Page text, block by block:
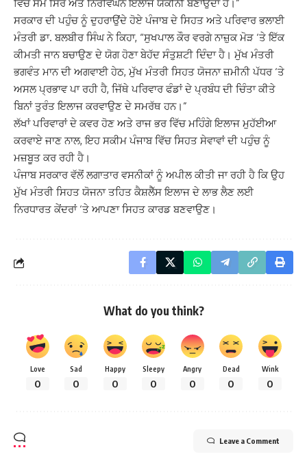
ਵਿੱਚ ਸਮੇਂ ਸਿਰ ਅਤੇ ਨਿਰਵਿਘਨ ਇਲਾਜ ਯਕੀਨੀ ਬਣਾਉਂਦਾ ਹੈ।”
ਸਰਕਾਰ ਦੀ ਪਹੁੰਚ ਨੂੰ ਦੁਹਰਾਉਂਦੇ ਹੋਏ ਪੰਜਾਬ ਦੇ ਸਿਹਤ ਅਤੇ ਪਰਿਵਾਰ ਭਲਾਈ
ਮੰਤਰੀ ਡਾ. ਬਲਬੀਰ ਸਿੰਘ ਨੇ ਕਿਹਾ, “ਸੁਖਪਾਲ ਕੌਰ ਵਰਗੇ ਨਾਜ਼ੁਕ ਮੋੜ ‘ਤੇ ਇੱਕ
ਕੀਮਤੀ ਜਾਨ ਬਚਾਉਣ ਦੇ ਯੋਗ ਹੋਣਾ ਬੇਹੱਦ ਸੰਤੁਸ਼ਟੀ ਦਿੰਦਾ ਹੈ। ਮੁੱਖ ਮੰਤਰੀ
ਭਗਵੰਤ ਮਾਨ ਦੀ ਅਗਵਾਈ ਹੇਠ, ਮੁੱਖ ਮੰਤਰੀ ਸਿਹਤ ਯੋਜਨਾ ਜ਼ਮੀਨੀ ਪੱਧਰ ‘ਤੇ
ਅਸਲ ਪ੍ਰਭਾਵ ਪਾ ਰਹੀ ਹੈ, ਜਿੱਥੇ ਪਰਿਵਾਰ ਫੰਡਾਂ ਦੇ ਪ੍ਰਬੰਧ ਦੀ ਚਿੰਤਾ ਕੀਤੇ
ਬਿਨਾਂ ਤੁਰੰਤ ਇਲਾਜ ਕਰਵਾਉਣ ਦੇ ਸਮਰੱਥ ਹਨ।”
ਲੱਖਾਂ ਪਰਿਵਾਰਾਂ ਦੇ ਕਵਰ ਹੋਣ ਅਤੇ ਰਾਜ ਭਰ ਵਿੱਚ ਮਹਿੰਗੇ ਇਲਾਜ ਮੁਹੱਈਆ
ਕਰਵਾਏ ਜਾਣ ਨਾਲ, ਇਹ ਸਕੀਮ ਪੰਜਾਬ ਵਿੱਚ ਸਿਹਤ ਸੇਵਾਵਾਂ ਦੀ ਪਹੁੰਚ ਨੂੰ
ਮਜ਼ਬੂਤ ਕਰ ਰਹੀ ਹੈ।
ਪੰਜਾਬ ਸਰਕਾਰ ਵੱਲੋਂ ਲਗਾਤਾਰ ਵਸਨੀਕਾਂ ਨੂੰ ਅਪੀਲ ਕੀਤੀ ਜਾ ਰਹੀ ਹੈ ਕਿ ਉਹ
ਮੁੱਖ ਮੰਤਰੀ ਸਿਹਤ ਯੋਜਨਾ ਤਹਿਤ ਕੈਸ਼ਲੈੱਸ ਇਲਾਜ ਦੇ ਲਾਭ ਲੈਣ ਲਈ
ਨਿਰਧਾਰਤ ਕੇਂਦਰਾਂ ‘ਤੇ ਆਪਣਾ ਸਿਹਤ ਕਾਰਡ ਬਣਵਾਉਣ।
What do you think?
Love
0
Sad
0
Happy
0
Sleepy
0
Angry
0
Dead
0
Wink
0
Leave a Comment